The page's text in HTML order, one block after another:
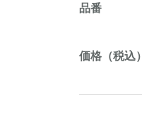
品番
価格（税込）